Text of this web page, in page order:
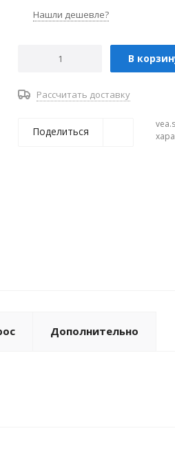
Нашли дешевле?
В
Рассчитать доставку
Поделиться
Дополнительно